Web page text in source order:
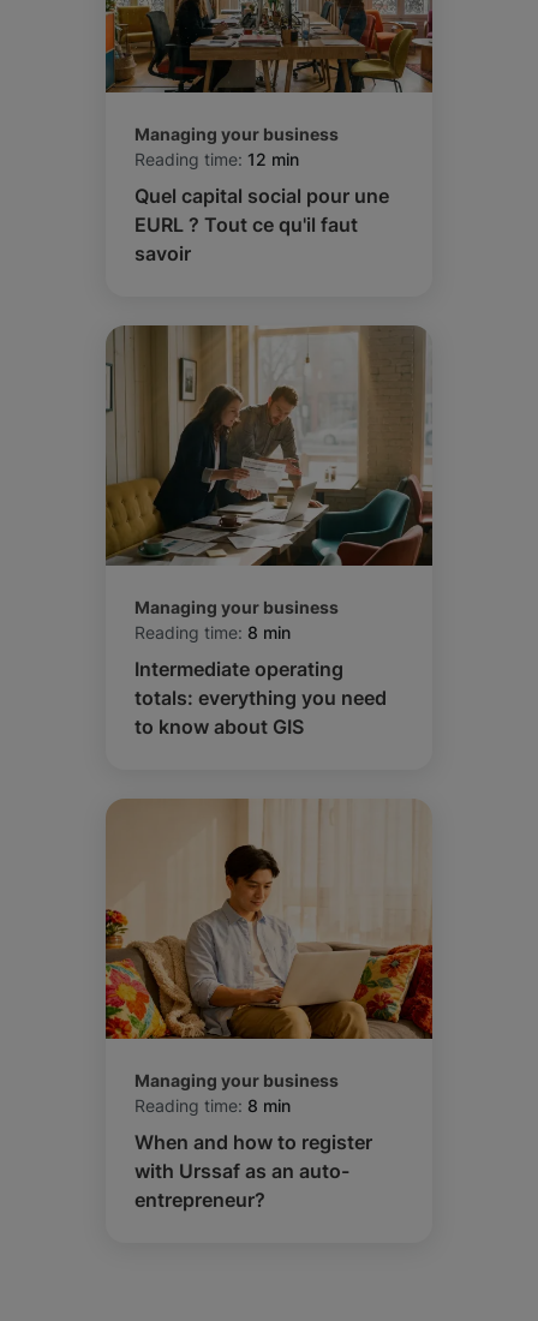
Managing your business
Reading time: 12 min
Quel capital social pour une
EURL ? Tout ce qu'il faut
savoir
Managing your business
Reading time: 8 min
Intermediate operating
totals: everything you need
to know about GIS
Managing your business
Reading time: 8 min
When and how to register
with Urssaf as an auto-
entrepreneur?